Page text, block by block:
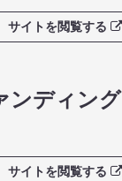
サイトを閲覧する
ンディング
サイトを閲覧する